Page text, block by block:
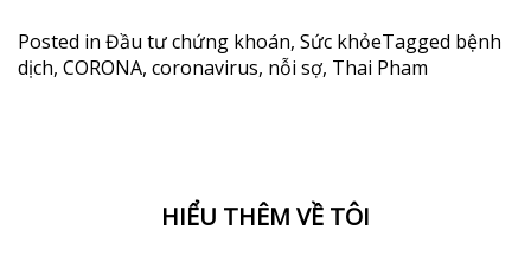
Posted in Đầu tư chứng khoán, Sức khỏeTagged bệnh
dịch, CORONA, coronavirus, nỗi sợ, Thai Pham
HIỂU THÊM VỀ TÔI